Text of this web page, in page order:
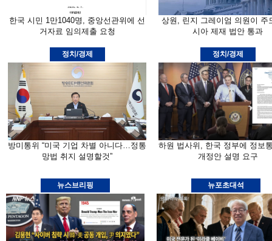
한국 시민 1만1040명, 중앙선관위에 선
거자료 임의제출 요청
상원, 린지 그레이엄 의원이 주
시아 제재 법안 통과
정치/경제
방미통위 “미국 기업 차별 아니다…정통
망법 취지 설명할것”
정치/경제
하원 법사위, 한국 정부에 정보
개정안 설명 요구
뉴스브리핑 뉴포초대석